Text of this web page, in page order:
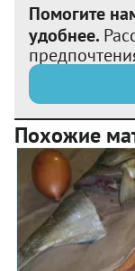
Помогите
удобнее.
Похожие